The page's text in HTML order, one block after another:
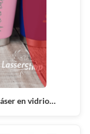
en vidrio…